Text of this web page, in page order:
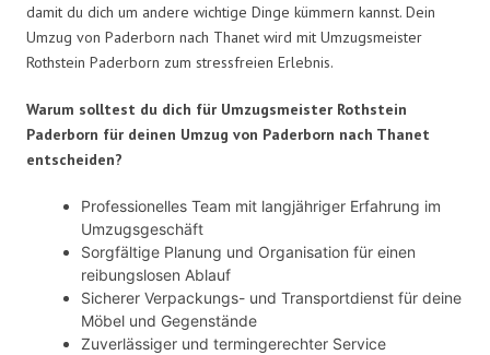
damit du dich um andere wichtige Dinge kümmern kannst. Dein
Umzug von Paderborn nach Thanet wird mit Umzugsmeister
Rothstein Paderborn zum stressfreien Erlebnis.
Warum solltest du dich für Umzugsmeister Rothstein
Paderborn für deinen Umzug von Paderborn nach Thanet
entscheiden?
Professionelles Team mit langjähriger Erfahrung im
Umzugsgeschäft
Sorgfältige Planung und Organisation für einen
reibungslosen Ablauf
Sicherer Verpackungs- und Transportdienst für deine
Möbel und Gegenstände
Zuverlässiger und termingerechter Service